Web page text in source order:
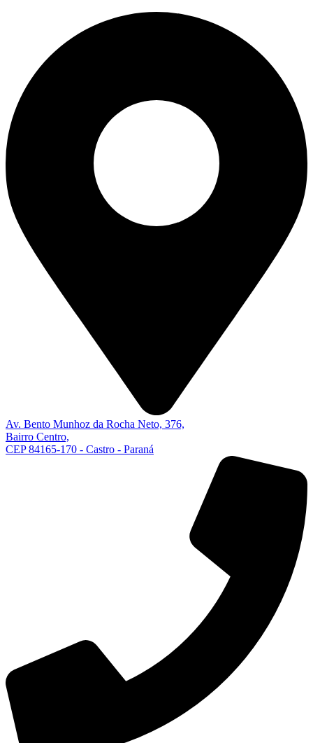
Av. Bento Munhoz da Rocha Neto, 376,
Bairro Centro,
CEP 84165-170 - Castro - Paraná